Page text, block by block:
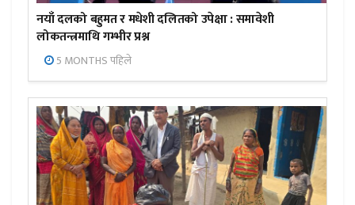
नयाँ दलको बहुमत र मधेशी दलितको उपेक्षा : समावेशी
लोकतन्त्रमाथि गम्भीर प्रश्न
5 MONTHS पहिले